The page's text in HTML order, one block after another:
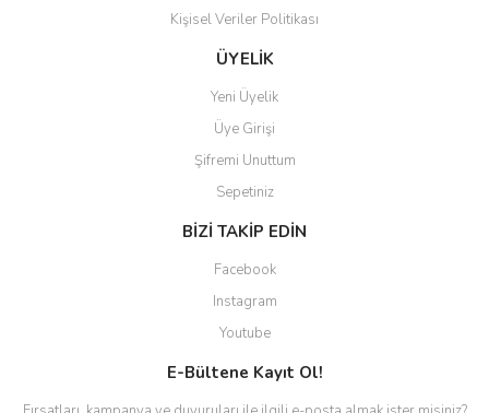
Gönder
Kişisel Veriler Politikası
ÜYELİK
Yeni Üyelik
Üye Girişi
Şifremi Unuttum
Sepetiniz
BİZİ TAKİP EDİN
Facebook
Instagram
Youtube
E-Bültene Kayıt Ol!